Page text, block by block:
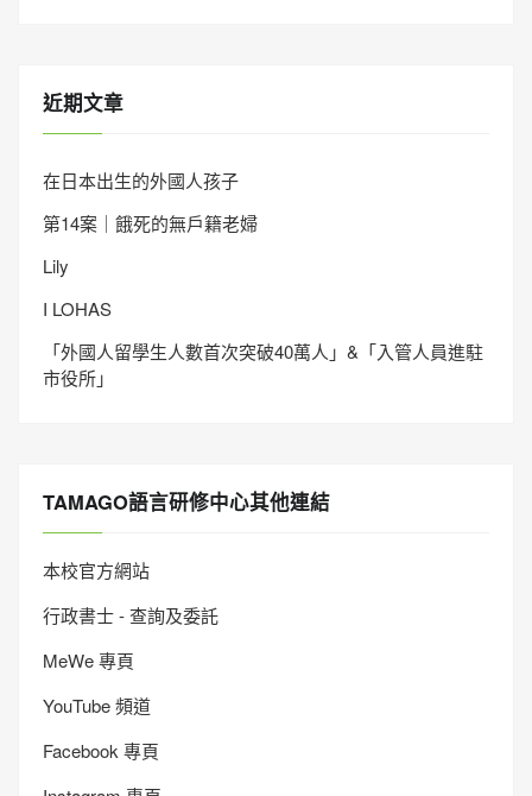
近期文章
在日本出生的外國人孩子
第14案｜餓死的無戶籍老婦
Lily
I LOHAS
「外國人留學生人數首次突破40萬人」&「入管人員進駐
市役所」
TAMAGO語言研修中心其他連結
本校官方網站
行政書士 - 查詢及委託
MeWe 專頁
YouTube 頻道
Facebook 專頁